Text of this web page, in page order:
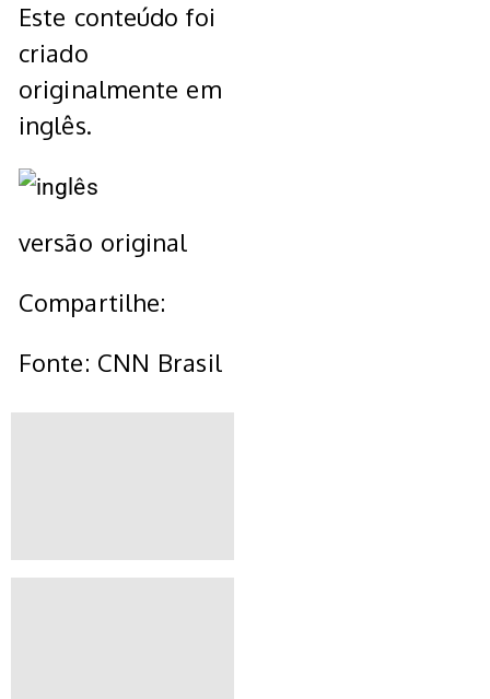
Este conteúdo foi
criado
originalmente em
inglês.
versão original
Compartilhe:
Fonte: CNN Brasil